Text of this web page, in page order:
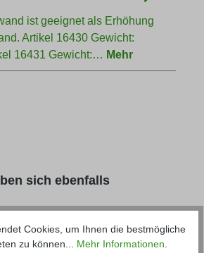
ist geeignet als Erhöhung
Artikel 16430 Gewicht:
16431 Gewicht:… Mehr
sich ebenfalls
Cookies, um Ihnen die bestmögliche
zu können... Mehr Informationen